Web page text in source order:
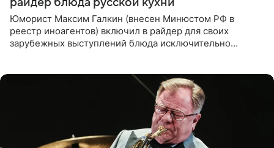
Юморист Максим Галкин (внесен Минюстом РФ в
реестр иноагентов) включил в райдер для своих
зарубежных выступлений блюда исключительно